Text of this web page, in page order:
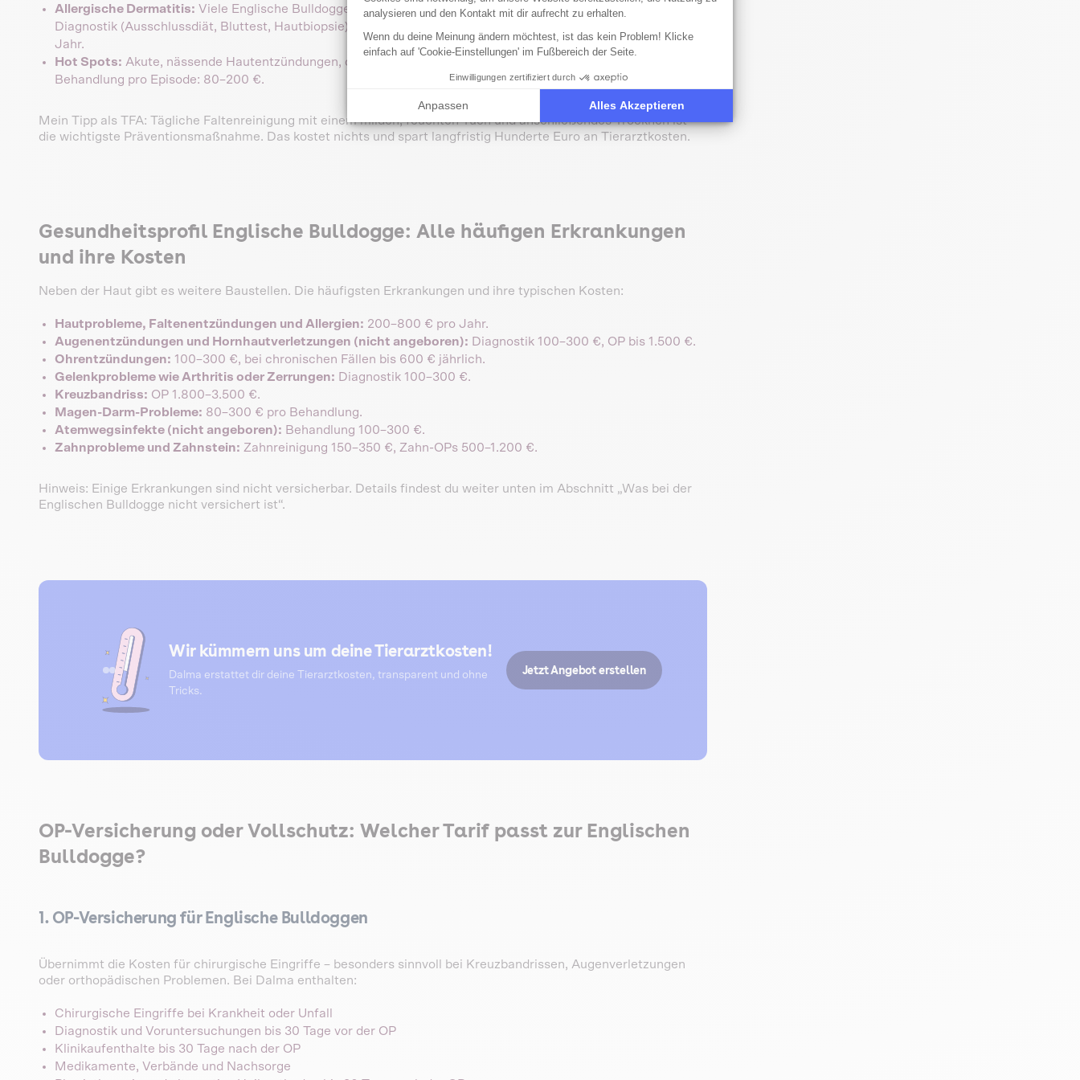
Allergische Dermatitis: Viele Englische Bulldoggen reagieren auf Futtermittel oder Umweltallergene. Die
Diagnostik (Ausschlussdiät, Bluttest, Hautbiopsie) kostet 200–500 €, die laufende Behandlung 300–800 € pro
Jahr.
Hot Spots: Akute, nässende Hautentzündungen, die sich innerhalb weniger Stunden ausbreiten können.
Behandlung pro Episode: 80–200 €.
Mein Tipp als TFA: Tägliche Faltenreinigung mit einem milden, feuchten Tuch und anschließendes Trocknen ist
die wichtigste Präventionsmaßnahme. Das kostet nichts und spart langfristig Hunderte Euro an Tierarztkosten.
Gesundheitsprofil Englische Bulldogge: Alle häufigen Erkrankungen
und ihre Kosten
Neben der Haut gibt es weitere Baustellen. Die häufigsten Erkrankungen und ihre typischen Kosten:
Hautprobleme, Faltenentzündungen und Allergien: 200–800 € pro Jahr.
Augenentzündungen und Hornhautverletzungen (nicht angeboren): Diagnostik 100–300 €, OP bis 1.500 €.
Ohrentzündungen: 100–300 €, bei chronischen Fällen bis 600 € jährlich.
Gelenkprobleme wie Arthritis oder Zerrungen: Diagnostik 100–300 €.
Kreuzbandriss: OP 1.800–3.500 €.
Magen-Darm-Probleme: 80–300 € pro Behandlung.
Atemwegsinfekte (nicht angeboren): Behandlung 100–300 €.
Zahnprobleme und Zahnstein: Zahnreinigung 150–350 €, Zahn-OPs 500–1.200 €.
Hinweis: Einige Erkrankungen sind nicht versicherbar. Details findest du weiter unten im Abschnitt „Was bei der
Englischen Bulldogge nicht versichert ist“.
Wir kümmern uns um deine Tierarztkosten!
Dalma erstattet dir deine Tierarztkosten, transparent und ohne
Tricks.
Jetzt Angebot erstellen
OP-Versicherung oder Vollschutz: Welcher Tarif passt zur Englischen
Bulldogge?
1. OP-Versicherung für Englische Bulldoggen
Übernimmt die Kosten für chirurgische Eingriffe – besonders sinnvoll bei Kreuzbandrissen, Augenverletzungen
oder orthopädischen Problemen. Bei Dalma enthalten:
Chirurgische Eingriffe bei Krankheit oder Unfall
Diagnostik und Voruntersuchungen bis 30 Tage vor der OP
Klinikaufenthalte bis 30 Tage nach der OP
Medikamente, Verbände und Nachsorge
analysieren und den Kontakt mit dir aufrecht zu erhalten.
Wenn du deine Meinung ändern möchtest, ist das kein Problem! Klicke
einfach auf 'Cookie-Einstellungen' im Fußbereich der Seite.
Einwilligungen zertifiziert durch
Anpassen Alles Akzeptieren